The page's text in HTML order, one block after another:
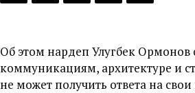
Об этом нардеп Улугбек Ормонов
коммуникациям, архитектуре и
не может получить ответа на